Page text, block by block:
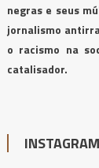
negras e seus
jornalismo
o racismo na
catalisador.